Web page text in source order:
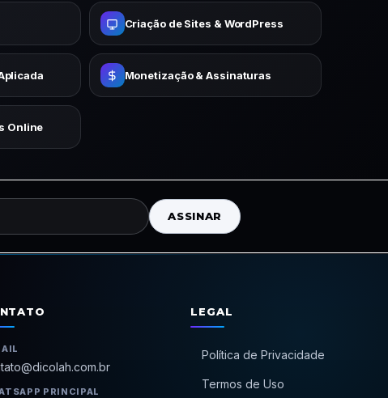
Criação de Sites & WordPress
Monetização & Assinaturas
Online
ASSINAR
PRINCIPAL
LEGAL
Política de Privacidade
Termos de Uso